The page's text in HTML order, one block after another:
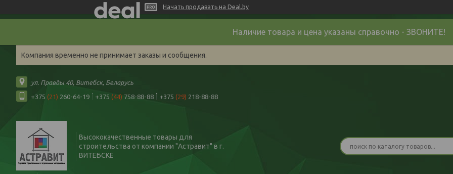
Начать продавать на Deal.by
Наличие товара и цена указаны справочно - ЗВОНИТЕ!
Компания временно не принимает заказы и сообщения.
ул. Правды 40, Витебск, Беларусь
+375 (21) 260-64-19 +375 (44) 758-88-88 +375 (29) 218-88-88
Высококачественные товары для
строительства от компании "Астравит" в г.
ВИТЕБСКЕ